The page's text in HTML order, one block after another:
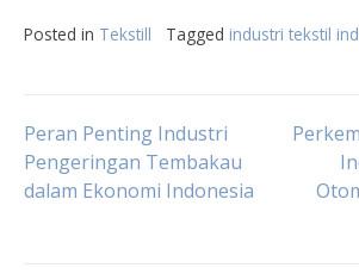
Posted in Tekstill Tagged industri tekstil
Post
navigation
Peran Penting Industri
Pengeringan Tembakau
dalam Ekonomi Indonesia